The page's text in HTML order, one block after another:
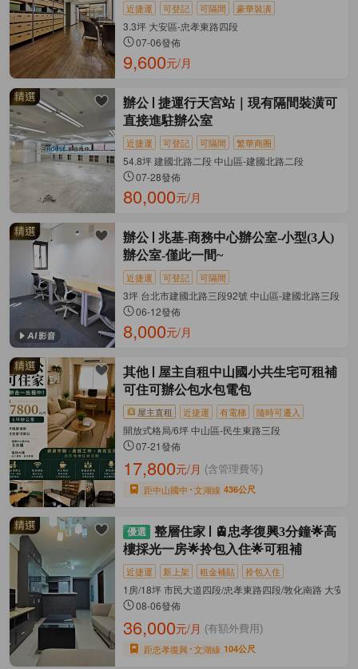
近捷運 可登記 可隔間 豪華裝潢
3.3坪 大安區-忠孝東路四段
07-06發佈
9,600元/月
辦公
捷運行天宮站｜現有隔間裝潢可
直接進駐辦公室
近捷運 可登記 可隔間 繁華商圈
54.8坪 建國北路二段 中山區-建國北路二段
07-28發佈
80,000元/月
辦公
兆基-商務中心辦公室-小型(3人)
辦公室-僅此一間~
近捷運 可登記 可隔間
3坪 台北市建國北路三段92號 中山區-建國北路三段
06-12發佈
8,000元/月
其他
屋主自租中山國小共生宅可租補
可住可辦公包水包電包
屋主直租 近捷運 有電梯 隨時可遷入
開放式格局/6坪 中山區-民生東路三段
07-21發佈
17,800元/月 (含管理費等)
距中山國中 文湖線 436公尺
整層住家
🚊忠孝復興3分鐘🌟高
樓採光一房🌟拎包入住🌟可租補
近捷運 新上架 租金補貼 拎包入住
1房/18坪 市民大道四段/忠孝東路四段/敦化南路 大安區
08-06發佈
36,000元/月 (有額外費用)
距忠孝復興 文湖線 104公尺